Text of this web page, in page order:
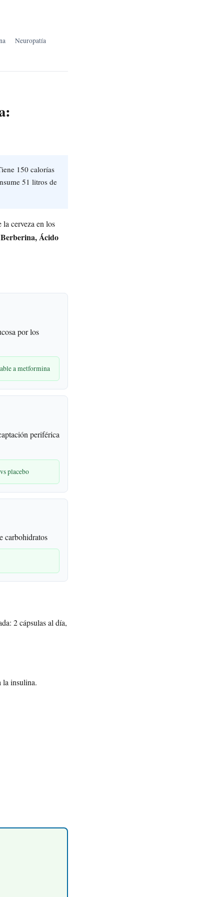
Neuropatía
150 calorías
51 litros de
cerveza en los
Berberina, Ácido
por los
a metformina
periférica
placebo
carbohidratos
2 cápsulas al día,
la insulina.